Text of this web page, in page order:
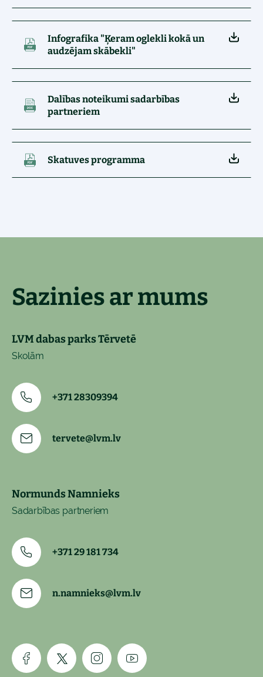
Infografika "Ķeram oglekli kokā un
audzējam skābekli"
Dalības noteikumi sadarbības
partneriem
Skatuves programma
Sazinies ar mums
LVM dabas parks Tērvetē
Skolām
+371 28309394
tervete@lvm.lv
Normunds Namnieks
Sadarbības partneriem
+371 29 181 734
n.namnieks@lvm.lv